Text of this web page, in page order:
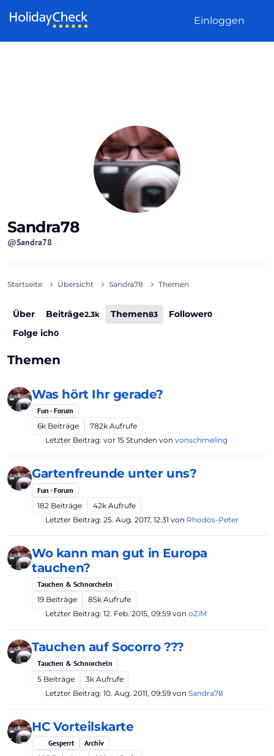
Einloggen
Sandra78
@Sandra78
Startseite Übersicht Sandra78 Themen
Über Beiträge2.3k Themen83 Follower0
Folge ich0
Themen
Was hört Ihr gerade?
Fun - Forum
6k Beiträge 782k Aufrufe
Letzter Beitrag: vor 15 Stunden von vonschmeling
Gartenfreunde unter uns?
Fun - Forum
182 Beiträge 42k Aufrufe
Letzter Beitrag: 25. Aug. 2017, 12:31 von Rhodos-Peter
Wo kann man gut in Europa
tauchen?
Tauchen & Schnorcheln
19 Beiträge 85k Aufrufe
Letzter Beitrag: 12. Feb. 2015, 09:59 von oZiM
Tauchen auf Socorro ???
Tauchen & Schnorcheln
5 Beiträge 3k Aufrufe
Letzter Beitrag: 10. Aug. 2011, 09:59 von Sandra78
HC Vorteilskarte
Gesperrt
Archiv